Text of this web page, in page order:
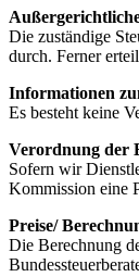
Die zuständige
durch. Ferner
Informationen
Es besteht keine
Verordnung der
Sofern wir
Kommission eine
Preise/
Die Berechnung